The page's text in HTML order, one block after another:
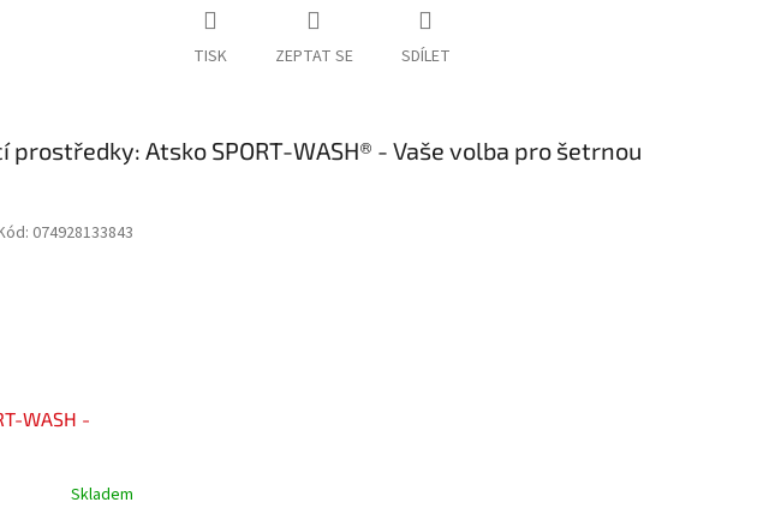
TISK ZEPTAT SE SDÍLET
Atsko SPORT-WASH® - Vaše volba pro šetrnou
WASH -
Skladem
074928133843